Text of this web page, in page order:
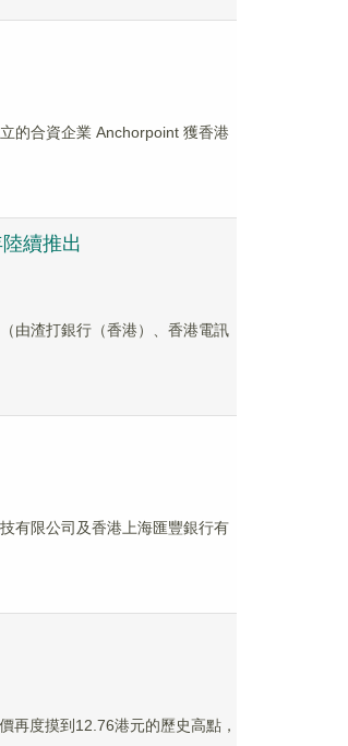
的合資企業 Anchorpoint 獲香港
續推出
由渣打銀行（香港）、香港電訊
有限公司及香港上海匯豐銀行有
再度摸到12.76港元的歷史高點，